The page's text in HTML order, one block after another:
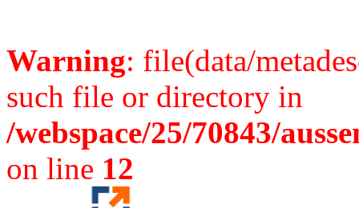
Warning: file(data/
such file or directory in
/webspace/25/70843/
on line 12